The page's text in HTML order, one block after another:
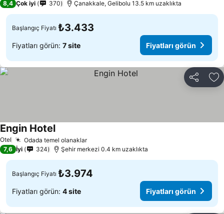
8,4 Çok iyi 370 Çanakkale, Gelibolu 13.5 km uzaklıkta
Başlangıç Fiyatı ₺3.433
Fiyatları görün: 7 site Fiyatları görün
Paylaş
Otel Odada temel olanaklar
Engin Hotel
7,6 İyi 324 Şehir merkezi 0.4 km uzaklıkta
Başlangıç Fiyatı ₺3.974
Fiyatları görün: 4 site Fiyatları görün